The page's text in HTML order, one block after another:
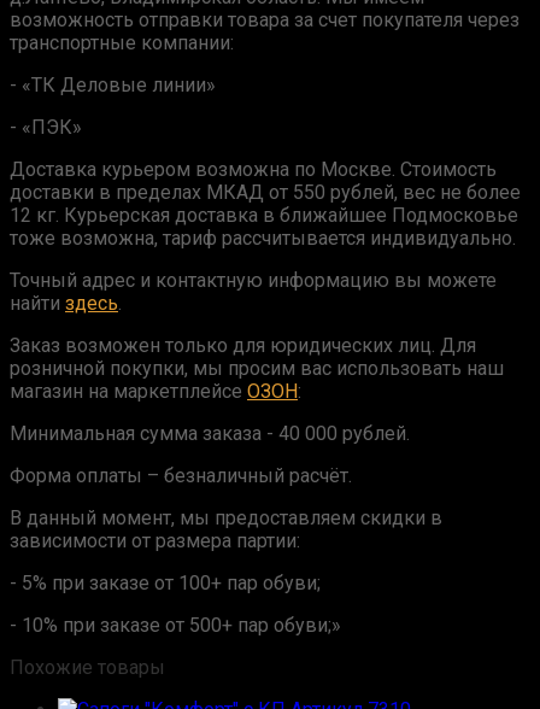
возможность отправки товара за счет покупателя через
транспортные компании:
- «ТК Деловые линии»
- «ПЭК»
Доставка курьером возможна по Москве. Стоимость
доставки в пределах МКАД от 550 рублей, вес не более
12 кг. Курьерская доставка в ближайшее Подмосковье
тоже возможна, тариф рассчитывается индивидуально.
Точный адрес и контактную информацию вы можете
найти здесь.
Заказ возможен только для юридических лиц. Для
розничной покупки, мы просим вас использовать наш
магазин на маркетплейсе ОЗОН:
Минимальная сумма заказа - 40 000 рублей.
Форма оплаты – безналичный расчёт.
В данный момент, мы предоставляем скидки в
зависимости от размера партии:
- 5% при заказе от 100+ пар обуви;
- 10% при заказе от 500+ пар обуви;»
Похожие товары